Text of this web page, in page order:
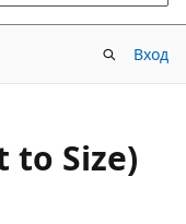
Вход
to Size)